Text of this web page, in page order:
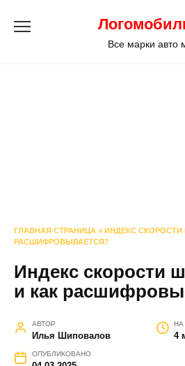
Все марки авто
ГЛАВНАЯ СТРАНИЦА » ИНДЕКС СКОРОСТИ
РАСШИФРОВЫВАЕТСЯ?
Индекс скорости
и как
АВТОР
Илья Шиповалов
НА
4
ОПУБЛИКОВАНО